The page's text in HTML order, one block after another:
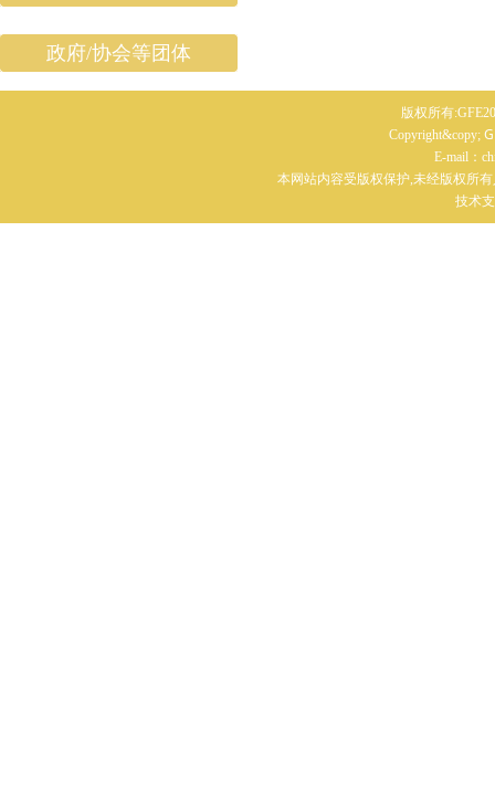
政府/协会等团体
版权所有
Copyright&copy;
E-mail：
本网站内容受版权保护,未经版权所
技术